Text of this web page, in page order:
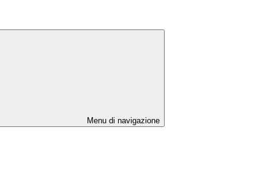
Menu di navigazione